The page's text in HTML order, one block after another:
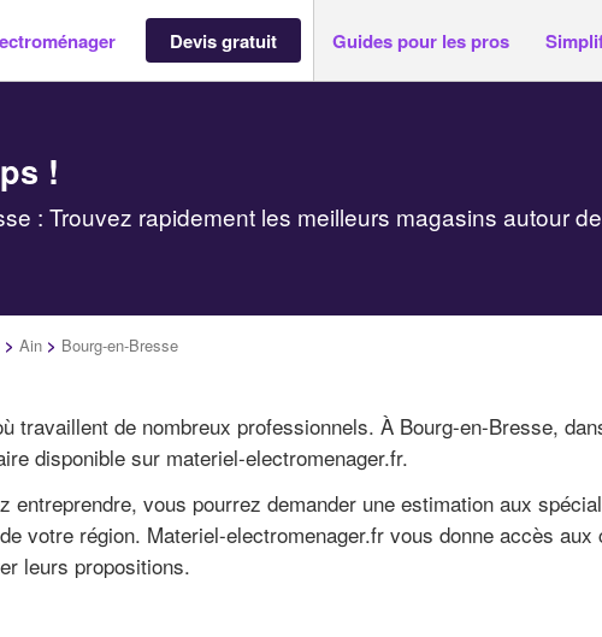
Devis gratuit Guides pour les pros
!
: Trouvez rapidement les meilleurs magasins autour
> Ain > Bourg-en-Bresse
travaillent de nombreux professionnels. À Bourg-en-Bresse,
disponible sur materiel-electromenager.fr.
entreprendre, vous pourrez demander une estimation aux
de votre région. Materiel-electromenager.fr vous donne accès
leurs propositions.